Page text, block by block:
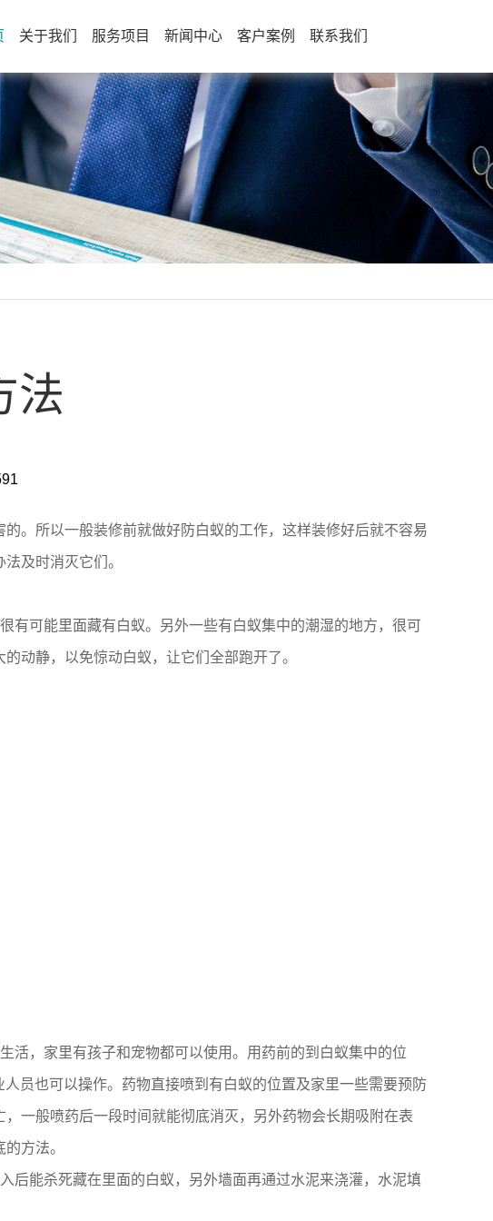
关于我们 服务项目 新闻中心 客户案例 联系我们
法
。所以一般装修前就做好防白蚁的工作，这样装修好后就不容易
及时消灭它们。
有可能里面藏有白蚁。另外一些有白蚁集中的潮湿的地方，很可
动静，以免惊动白蚁，让它们全部跑开了。
活，家里有孩子和宠物都可以使用。用药前的到白蚁集中的位
员也可以操作。药物直接喷到有白蚁的位置及家里一些需要预防
一般喷药后一段时间就能彻底消灭，另外药物会长期吸附在表
方法。
后能杀死藏在里面的白蚁，另外墙面再通过水泥来浇灌，水泥填